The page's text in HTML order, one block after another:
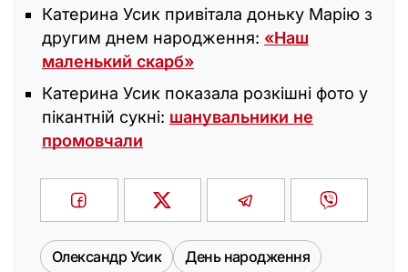
Катерина Усик привітала доньку Марію з
другим днем народження: «Наш
маленький скарб»
Катерина Усик показала розкішні фото у
пікантній сукні: шанувальники не
промовчали
Олександр Усик День народження